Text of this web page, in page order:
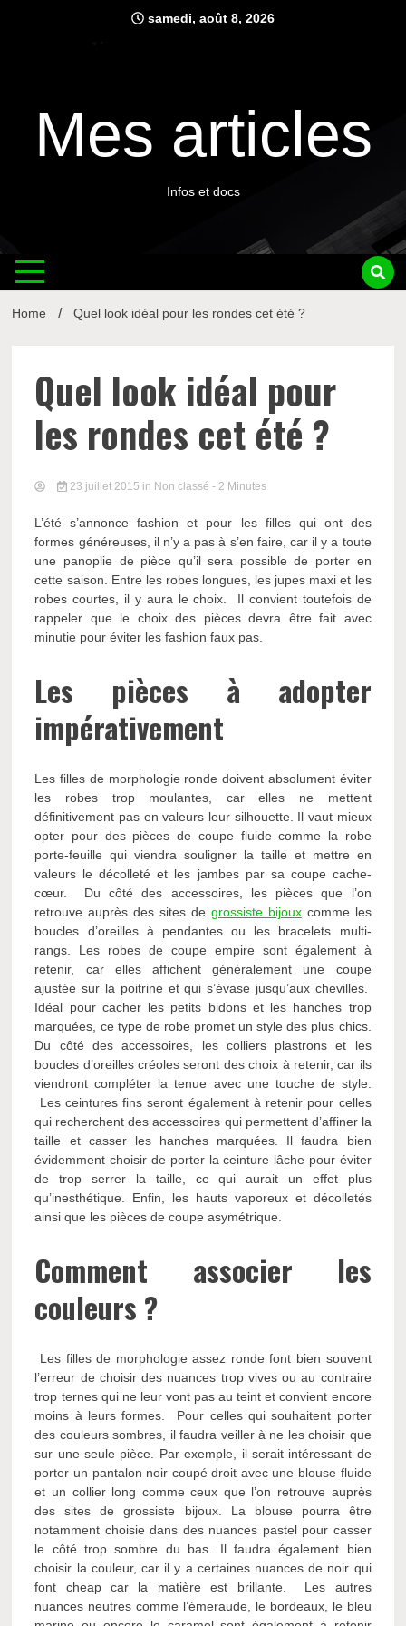
samedi, août 8, 2026
Mes articles
Infos et docs
Home Quel look idéal pour les rondes cet été ?
Quel look idéal pour
les rondes cet été ?
23 juillet 2015 in Non classé - 2 Minutes
L’été s’annonce fashion et pour les filles qui ont des
formes généreuses, il n’y a pas à s’en faire, car il y a toute
une panoplie de pièce qu’il sera possible de porter en
cette saison. Entre les robes longues, les jupes maxi et les
robes courtes, il y aura le choix. Il convient toutefois de
rappeler que le choix des pièces devra être fait avec
minutie pour éviter les fashion faux pas.
Les pièces à adopter
impérativement
Les filles de morphologie ronde doivent absolument éviter
les robes trop moulantes, car elles ne mettent
définitivement pas en valeurs leur silhouette. Il vaut mieux
opter pour des pièces de coupe fluide comme la robe
porte-feuille qui viendra souligner la taille et mettre en
valeurs le décolleté et les jambes par sa coupe cache-
cœur. Du côté des accessoires, les pièces que l’on
retrouve auprès des sites de grossiste bijouxcomme les
boucles d’oreilles à pendantes ou les bracelets multi-
rangs. Les robes de coupe empire sont également à
retenir, car elles affichent généralement une coupe
ajustée sur la poitrine et qui s’évase jusqu’aux chevilles.
Idéal pour cacher les petits bidons et les hanches trop
marquées, ce type de robe promet un style des plus chics.
Du côté des accessoires, les colliers plastrons et les
boucles d’oreilles créoles seront des choix à retenir, car ils
viendront compléter la tenue avec une touche de style.
Les ceintures fins seront également à retenir pour celles
qui recherchent des accessoires qui permettent d’affiner la
taille et casser les hanches marquées. Il faudra bien
évidemment choisir de porter la ceinture lâche pour éviter
de trop serrer la taille, ce qui aurait un effet plus
qu’inesthétique. Enfin, les hauts vaporeux et décolletés
ainsi que les pièces de coupe asymétrique.
Comment associer les
couleurs ?
Les filles de morphologie assez ronde font bien souvent
l’erreur de choisir des nuances trop vives ou au contraire
trop ternes qui ne leur vont pas au teint et convient encore
moins à leurs formes. Pour celles qui souhaitent porter
des couleurs sombres, il faudra veiller à ne les choisir que
sur une seule pièce. Par exemple, il serait intéressant de
porter un pantalon noir coupé droit avec une blouse fluide
et un collier long comme ceux que l’on retrouve auprès
des sites de grossiste bijoux. La blouse pourra être
notamment choisie dans des nuances pastel pour casser
le côté trop sombre du bas. Il faudra également bien
choisir la couleur, car il y a certaines nuances de noir qui
font cheap car la matière est brillante. Les autres
nuances neutres comme l’émeraude, le bordeaux, le bleu